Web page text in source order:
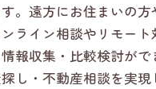
。遠方にお住まいの方
ライン相談やリモート
報収集・比較検討がで
し・不動産相談を実現